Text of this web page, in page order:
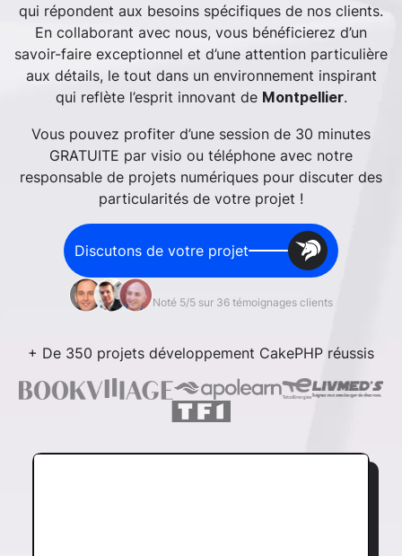
qui répondent aux besoins spécifiques de nos clients.
En collaborant avec nous, vous bénéficierez d’un
savoir-faire exceptionnel et d’une attention particulière
aux détails, le tout dans un environnement inspirant
qui reflète l’esprit innovant de Montpellier.
Vous pouvez profiter d’une session de 30 minutes
GRATUITE par visio ou téléphone avec notre
responsable de projets numériques pour discuter des
particularités de votre projet !
Discutons de votre projet
Noté 5/5 sur 36 témoignages clients
+ De 350 projets développement CakePHP réussis